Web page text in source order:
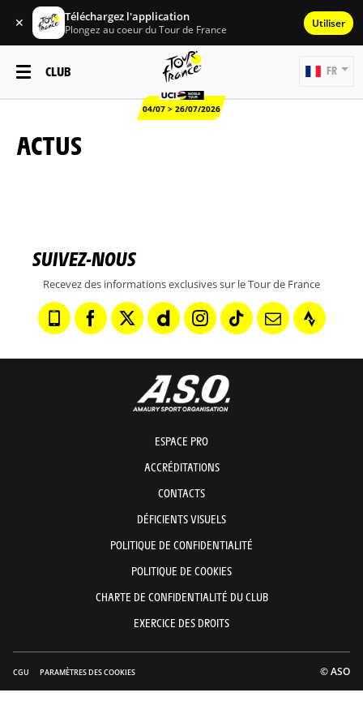
✕ Téléchargez l'application
Plongez au coeur du Tour de France Utiliser
CLUB
04/07 > 26/07/2026
FR
ACTUS
SUIVEZ-NOUS
Recevez des informations exclusives sur le Tour de France
ESPACE PRO
ACCRÉDITATIONS
CONTACTS
DÉFICIENTS VISUELS
POLITIQUE DE CONFIDENTIALITÉ
POLITIQUE DE COOKIES
CHARTE DE CONFIDENTIALITÉ DU CLUB
EXERCICE DES DROITS
CGU PARAMÈTRES DES COOKIES © ASO